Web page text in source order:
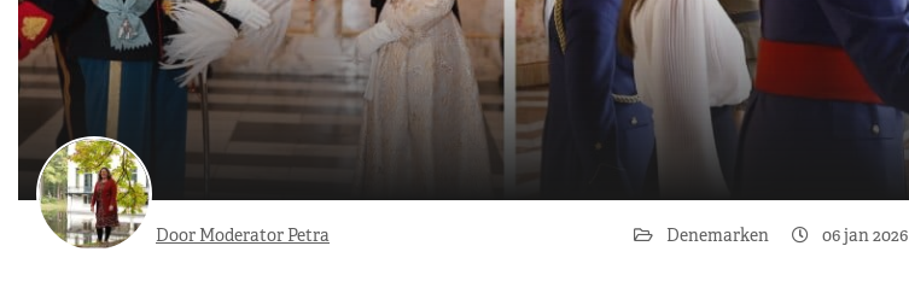
Door Moderator Petra Denemarken 06 jan 2026